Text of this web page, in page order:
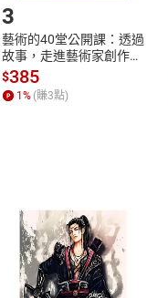
3
藝術的40堂公開課：透過
故事，走進藝術家創作現
場，看藝術如何誕生、如
何形塑人類生活【電子
書】
$385
1 % (賺3點)